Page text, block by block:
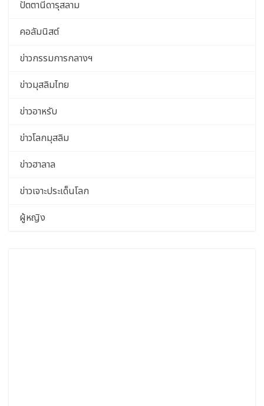
ปัตตานีดารุสลาม
คอลัมนิสต์
ข่าวกรรมการกลางฯ
ข่าวมุสลิมไทย
ข่าวอาหรับ
ข่าวโลกมุสลิม
ข่าวฮาลาล
ข่าวเจาะประเด็นโลก
ผู้หญิง